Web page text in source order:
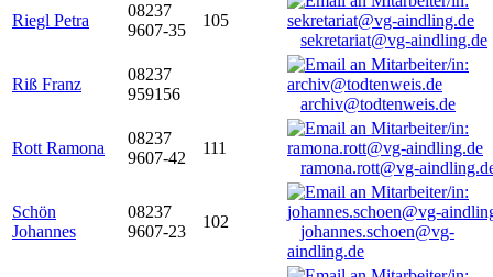
Riegl Petra
08237
9607-35
105
sekretariat@vg-aindling.de
Riß Franz
08237
959156
archiv@todtenweis.de
Rott Ramona
08237
9607-42
111
ramona.rott@vg-
Schön
Johannes
08237
9607-23
102
johannes.schoen@vg-
aindling.de